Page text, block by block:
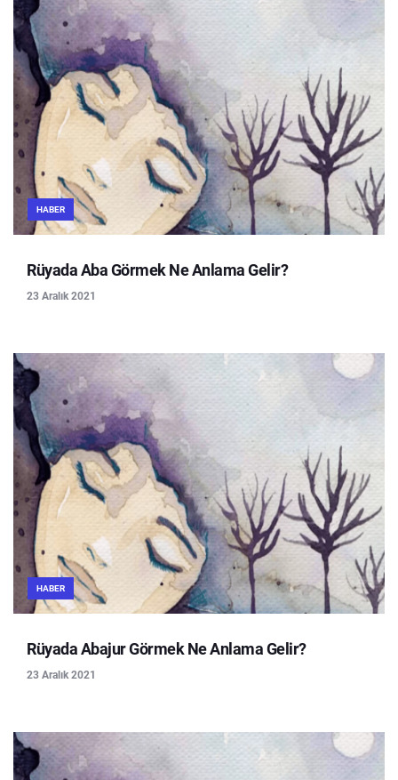
HABER
Rüyada Aba Görmek Ne Anlama Gelir?
23 Aralık 2021
HABER
Rüyada Abajur Görmek Ne Anlama Gelir?
23 Aralık 2021